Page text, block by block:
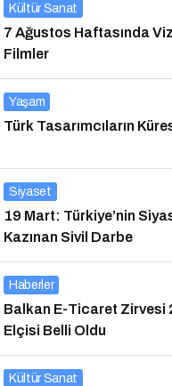
Kültür Sanat
7 Ağustos Haftasında
Filmler
Yaşam
Türk Tasarımcıların
Siyaset
19 Mart: Türkiye’nin
Kazınan Sivil Darbe
Haberler
Balkan E-Ticaret Zirvesi
Elçisi Belli Oldu
Kültür Sanat